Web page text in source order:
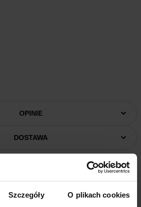
Szczegóły O plikach cookies
OPINIE
DOSTAWA